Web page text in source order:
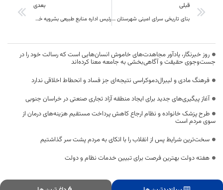
قبلی
بنای تاریخی سرای امینی شهرستان بیرجند مرمت شد
بعدی
رئیس اداره منابع طبیعی بشرویه خبر داد: اجرای 16 طرح آبخیزداری در سال جاری
روز خبرنگار، یادآور مجاهدت‌های خاموش انسان‌هایی است که رسالت خود را در
جست‌وجوی حقیقت و آگاهی‌بخشی به جامعه معنا کرده‌اند
فرهنگ مادی و لیبرال‌دموکراسی نتیجه‌ای جز فساد و انحطاط اخلاقی ندارد
آغاز پیگیری‌های جدید برای ایجاد منطقه آزاد تجاری صنعتی در خراسان جنوبی
طرح پزشک خانواده و نظام ارجاع کاهش پرداخت مستقیم هزینه‌های درمان از
سوی مردم است
سخت‌ترین شرایط پس از انقلاب را با اتکای به مردم پشت سر گذاشتیم
هفته دولت بهترین فرصت برای تبیین خدمات نظام و دولت